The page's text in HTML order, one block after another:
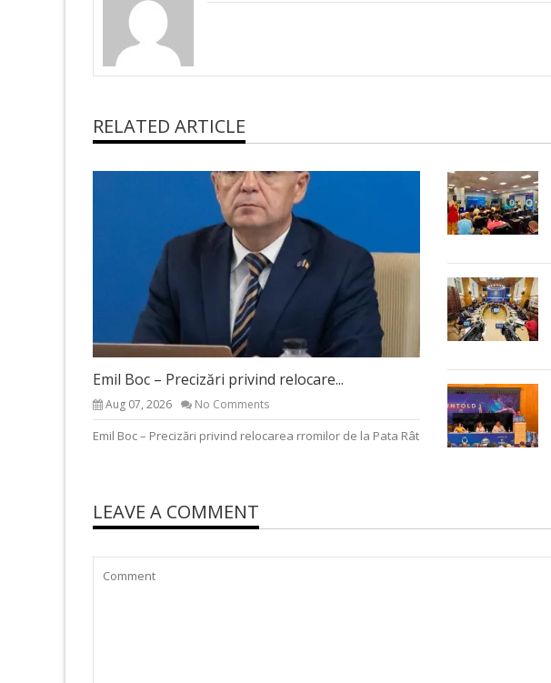
RELATED ARTICLE
Emil Boc – Precizări privind relocare...
Aug 07, 2026 No Comments
Emil Boc – Precizări privind relocarea rromilor de la Pata Rât
LEAVE A COMMENT